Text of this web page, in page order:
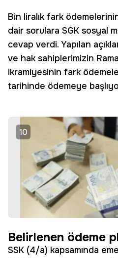
Bin liralık fark
dair sorulara SGK sosyal
cevap verdi. Yapılan
ve hak sahiplerimizin
ikramiyesinin fark
tarihinde ödemeye
10
Belirlenen ödeme
SSK (4/a) kapsamında